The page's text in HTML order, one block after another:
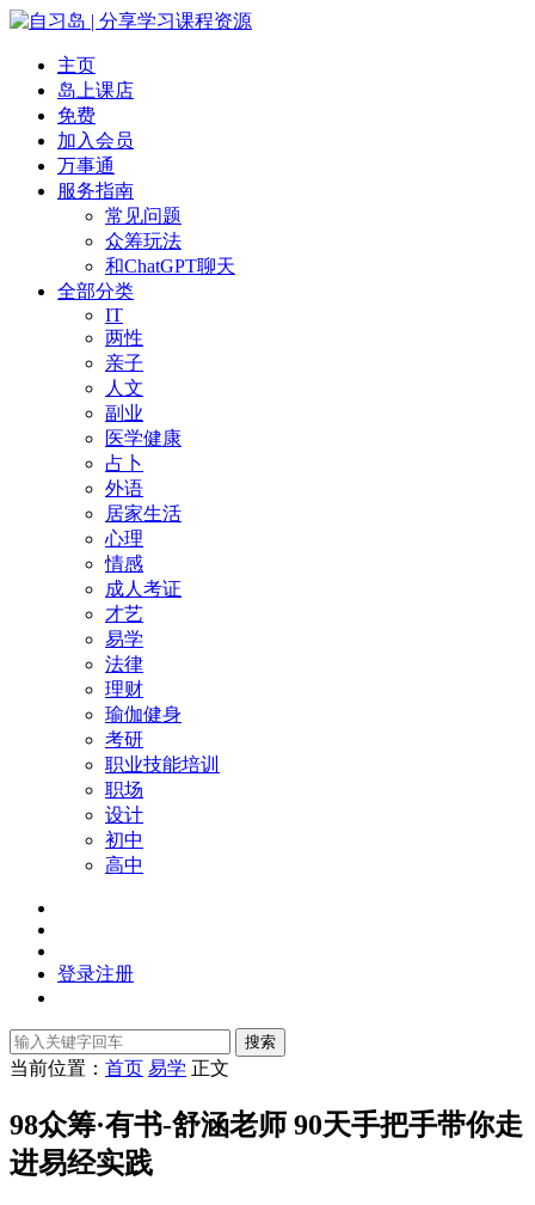
主页
岛上课店
免费
加入会员
万事通
服务指南
常见问题
众筹玩法
和ChatGPT聊天
全部分类
IT
两性
亲子
人文
副业
医学健康
占卜
外语
居家生活
心理
情感
成人考证
才艺
易学
法律
理财
瑜伽健身
考研
职业技能培训
职场
设计
初中
高中
登录注册
搜索
当前位置： 首页 易学 正文
98众筹·有书-舒涵老师 90天手把手带你走
进易经实践